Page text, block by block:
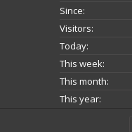
Since:
Visitors:
Today:
This week:
This month:
This year: